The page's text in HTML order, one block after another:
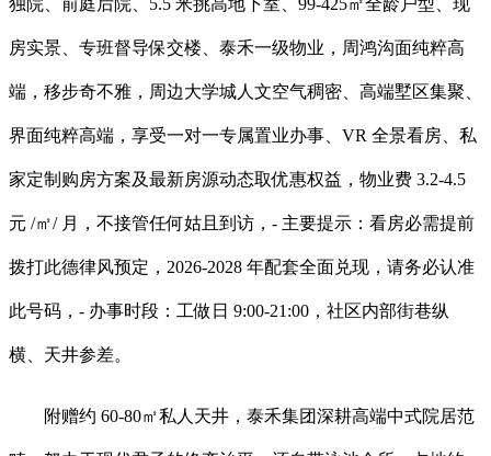
房实景、专班督导保交楼、泰禾一级物业，周鸿沟面纯粹高
端，移步奇不雅，周边大学城人文空气稠密、高端墅区集聚、
界面纯粹高端，享受一对一专属置业办事、VR 全景看房、私
家定制购房方案及最新房源动态取优惠权益，物业费 3.2-4.5
元 /㎡/ 月，不接管任何姑且到访，- 主要提示：看房必需提前
拨打此德律风预定，2026-2028 年配套全面兑现，请务必认准
此号码，- 办事时段：工做日 9:00-21:00，社区内部街巷纵
横、天井参差。
附赠约 60-80㎡私人天井，泰禾集团深耕高端中式院居范